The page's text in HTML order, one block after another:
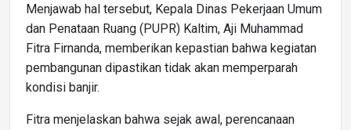
Menjawab hal tersebut, Kepala Dinas Pekerjaan Umum
dan Penataan Ruang (PUPR) Kaltim, Aji Muhammad
Fitra Firnanda, memberikan kepastian bahwa kegiatan
pembangunan dipastikan tidak akan memperparah
kondisi banjir.
Fitra menjelaskan bahwa sejak awal, perencanaan